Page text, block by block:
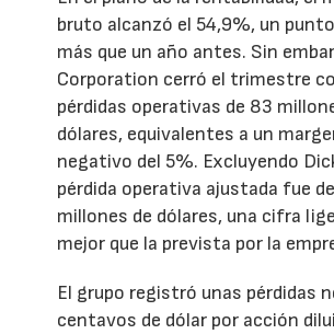
bruto alcanzó el 54,9%, un
más que un año antes. Sin
Corporation cerró el trimestre
pérdidas operativas de 83
dólares, equivalentes a un
negativo del 5%. Excluyendo
pérdida operativa ajustada fue
millones de dólares, una cifra
mejor que la prevista por la
El grupo registró unas pérdidas
centavos de dólar por acción